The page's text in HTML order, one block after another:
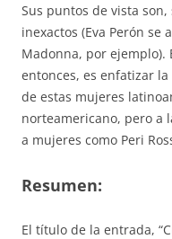
Sus puntos de vista
inexactos (Eva Perón
Madonna, por ejemplo).
entonces, es enfatizar
de estas mujeres
norteamericano, pero a
a mujeres como Peri
Resumen:
El título de la entrada,